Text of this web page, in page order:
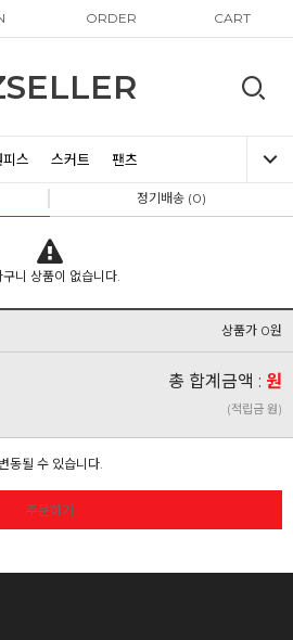
ORDER CART
피스 스커트 팬츠
정기배송 (0)
구니 상품이 없습니다.
상품가 0원
총 합계금액 : 원
(적립금 원)
동될 수 있습니다.
주문하기